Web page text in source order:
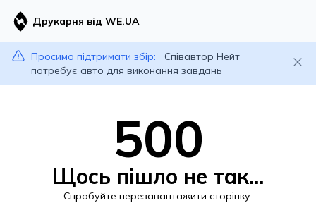
Друкарня від WE.UA
Просимо підтримати збір:
Співавтор Нейт
потребує авто для виконання завдань
500
Щось пішло не так...
Спробуйте перезавантажити сторінку.